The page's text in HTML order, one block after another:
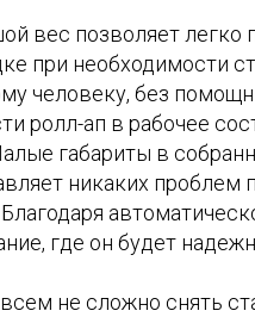
вес позволяет легко
при необходимости
человеку, без
ролл-ап в рабочее
габариты в
никаких проблем
Благодаря
где он будет
не сложно снять